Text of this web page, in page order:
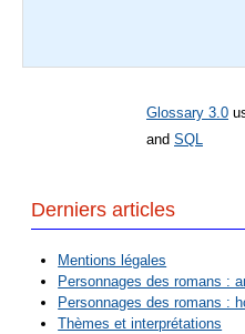
Glossary 3.0
and SQL
Derniers articles
Mentions légales
Personnages des romans :
Personnages des romans :
Thèmes et interprétations